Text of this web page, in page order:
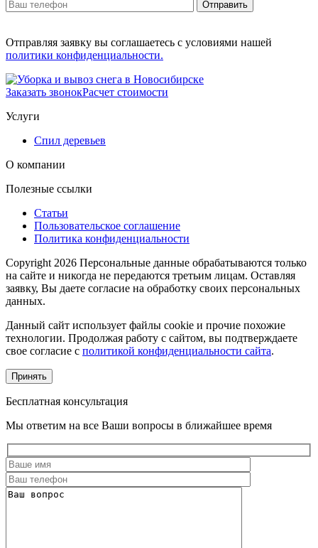
Отправляя заявку вы соглашаетесь с условиями нашей
политики конфиденциальности.
Заказать звонокРасчет стоимости
Услуги
Спил деревьев
О компании
Полезные ссылки
Статьи
Пользовательское соглашение
Политика конфиденциальности
Copyright 2026 Персональные данные обрабатываются только
на сайте и никогда не передаются третьим лицам. Оставляя
заявку, Вы даете согласие на обработку своих персональных
данных.
Данный сайт использует файлы cookie и прочие похожие
технологии. Продолжая работу с сайтом, вы подтверждаете
свое согласие с политикой конфиденциальности сайта.
Принять
Бесплатная консультация
Мы ответим на все Ваши вопросы в ближайшее время